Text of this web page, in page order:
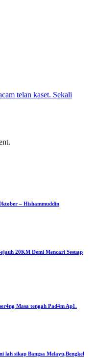
telan kaset. Sekali
– Hishammuddin
20KM Demi Mencari Sesuap
Masa tengah Pad4m Ap1.
lah sikap Bangsa Melayu,Bengkel